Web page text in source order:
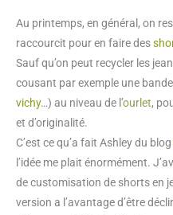
Au printemps, en général, on
raccourcit pour en faire des
Sauf qu’on peut recycler les
cousant par exemple une
vichy…) au niveau de l’ourlet,
et d’originalité.
C’est ce qu’a fait Ashley du blog
l’idée me plait énormément.
de customisation de shorts en
version a l’avantage d’être